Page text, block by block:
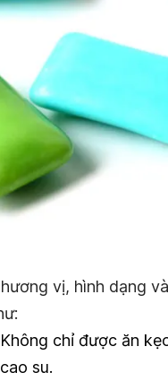
vị, hình dạng
chỉ được ăn
su.